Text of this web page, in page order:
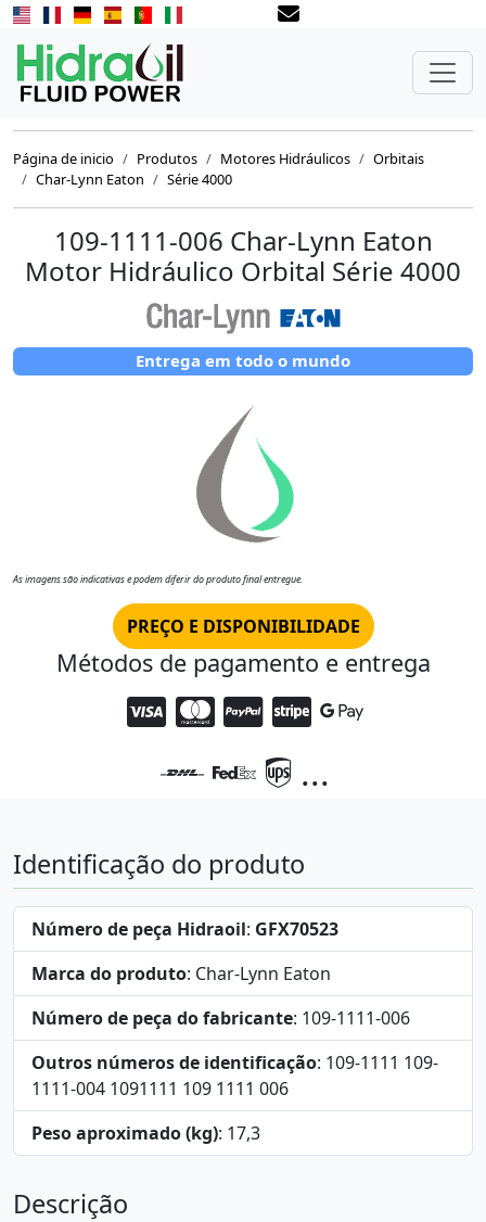
Página de inicio Produtos Motores Hidráulicos
Orbitais
Char-Lynn Eaton
Série 4000
109-1111-006 Char-Lynn Eaton
Motor Hidráulico Orbital Série 4000
Entrega em todo o mundo
As imagens são indicativas e podem diferir do produto final entregue.
PREÇO E DISPONIBILIDADE
Métodos de pagamento e entrega
...
Identificação do produto
Número de peça Hidraoil: GFX70523
Marca do produto: Char-Lynn Eaton
Número de peça do fabricante: 109-1111-006
Outros números de identificação: 109-1111 109-
1111-004 1091111 109 1111 006
Peso aproximado (kg): 17,3
Descrição